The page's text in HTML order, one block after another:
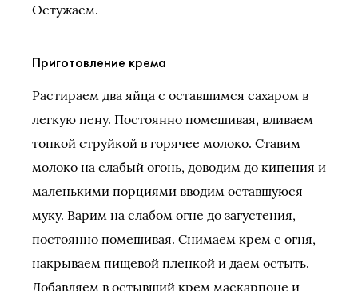
Остужаем.
Приготовление крема
Растираем два яйца с оставшимся сахаром в
легкую пену. Постоянно помешивая, вливаем
тонкой струйкой в горячее молоко. Ставим
молоко на слабый огонь, доводим до кипения и
маленькими порциями вводим оставшуюся
муку. Варим на слабом огне до загустения,
постоянно помешивая. Снимаем крем с огня,
накрываем пищевой пленкой и даем остыть.
Добавляем в остывший крем маскарпоне и